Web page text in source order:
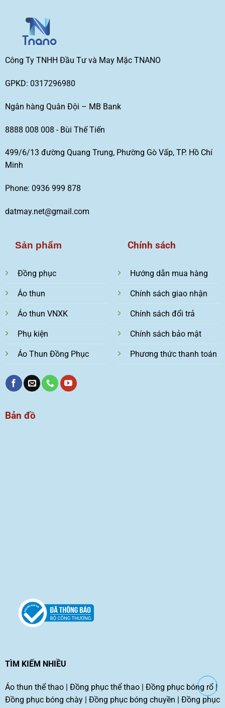
Công Ty TNHH Đầu Tư và May Mặc TNANO
GPKD: 0317296980
Ngân hàng Quân Đội – MB Bank
8888 008 008 - Bùi Thế Tiến
499/6/13 đường Quang Trung, Phường Gò Vấp, TP. Hồ Chí
Minh
Phone: 0936 999 878
datmay.net@gmail.com
Sản phẩm
Đồng phục
Áo thun
Áo thun VNXK
Phụ kiện
Áo Thun Đồng Phục
Chính sách
Hướng dẫn mua hàng
Chính sách giao nhận
Chính sách đổi trả
Chính sách bảo mật
Phương thức thanh toán
Bản đồ
TÌM KIẾM NHIỀU
Áo thun thể thao| Đồng phục thể thao| Đồng phục bóng rổ|
Đồng phục bóng chày| Đồng phục bóng chuyền | Đồng phục